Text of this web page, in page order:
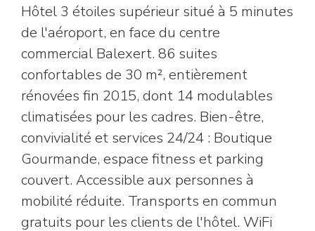
Hôtel 3 étoiles supérieur situé à 5 minutes
de l'aéroport, en face du centre
commercial Balexert. 86 suites
confortables de 30 m², entièrement
rénovées fin 2015, dont 14 modulables
climatisées pour les cadres. Bien-être,
convivialité et services 24/24 : Boutique
Gourmande, espace fitness et parking
couvert. Accessible aux personnes à
mobilité réduite. Transports en commun
gratuits pour les clients de l'hôtel. WiFi